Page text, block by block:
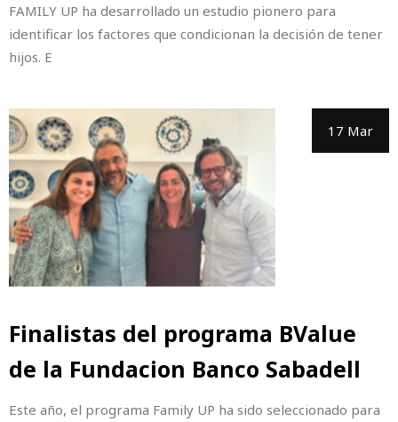
FAMILY UP ha desarrollado un estudio pionero para
identificar los factores que condicionan la decisión de tener
hijos. E
17 Mar
Finalistas del programa BValue
de la Fundacion Banco Sabadell
Este año, el programa Family UP ha sido seleccionado para